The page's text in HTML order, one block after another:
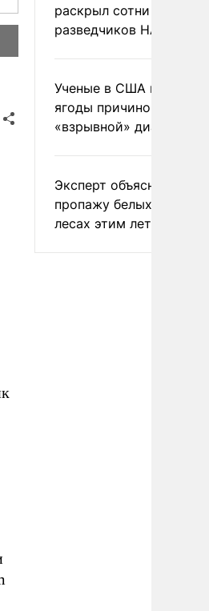
раскрыл сотни
разведчиков НАТО и
Ученые в США назвали
ягоды причиной
«взрывной» диареи
Эксперт объяснил
пропажу белых грибов
лесах этим летом